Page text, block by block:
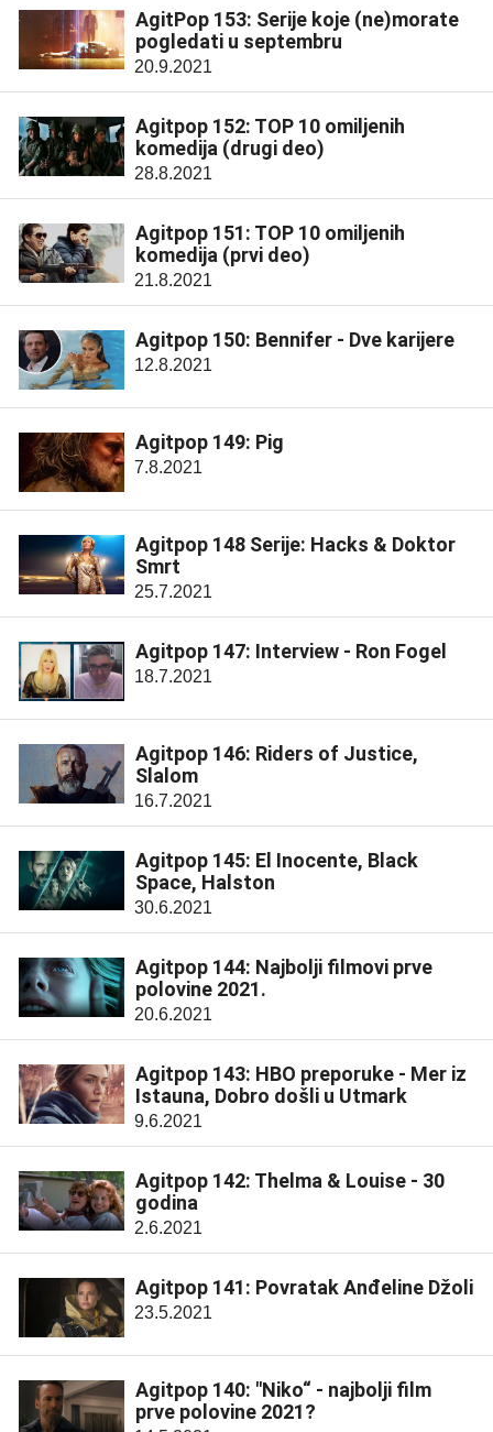
AgitPop 153: Serije koje (ne)morate
pogledati u septembru
20.9.2021
Agitpop 152: TOP 10 omiljenih
komedija (drugi deo)
28.8.2021
Agitpop 151: TOP 10 omiljenih
komedija (prvi deo)
21.8.2021
Agitpop 150: Bennifer - Dve karijere
12.8.2021
Agitpop 149: Pig
7.8.2021
Agitpop 148 Serije: Hacks & Doktor
Smrt
25.7.2021
Agitpop 147: Interview - Ron Fogel
18.7.2021
Agitpop 146: Riders of Justice,
Slalom
16.7.2021
Agitpop 145: El Inocente, Black
Space, Halston
30.6.2021
Agitpop 144: Najbolji filmovi prve
polovine 2021.
20.6.2021
Agitpop 143: HBO preporuke - Mer iz
Istauna, Dobro došli u Utmark
9.6.2021
Agitpop 142: Thelma & Louise - 30
godina
2.6.2021
Agitpop 141: Povratak Anđeline Džoli
23.5.2021
Agitpop 140: "Niko“ - najbolji film
prve polovine 2021?